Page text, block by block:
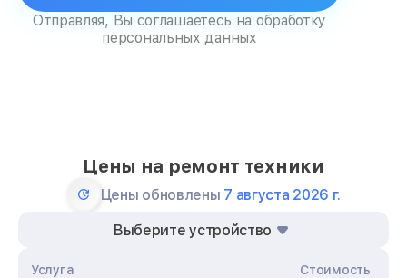
Отправляя, Вы соглашаетесь на обработку
персональных данных
Цены на ремонт техники
Цены обновлены 7 августа 2026 г.
Выберите устройство
Услуга Стоимость